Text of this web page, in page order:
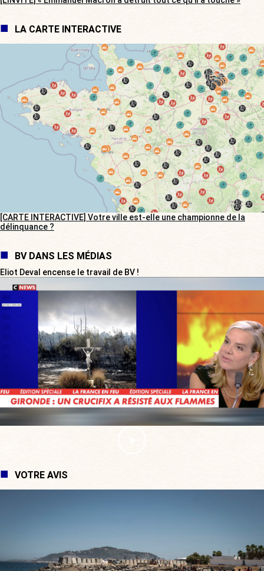
LA CARTE INTERACTIVE
[CARTE INTERACTIVE] Votre ville est-elle une championne de la
délinquance ?
BV DANS LES MÉDIAS
Eliot Deval encense le travail de BV !
VOTRE AVIS